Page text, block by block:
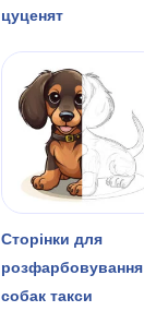
цуценят
Сторінки для
розфарбовування
собак такси